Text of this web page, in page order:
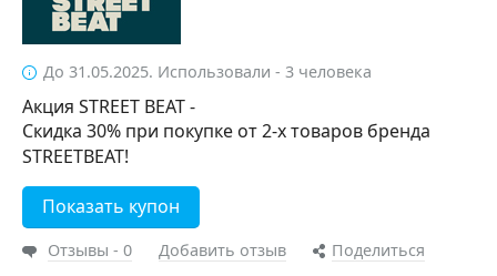
До 31.05.2025. Использовали - 3 человека
Акция STREET BEAT -
Скидка 30% при покупке от 2-х товаров бренда
STREETBEAT!
Показать купон
Отзывы - 0 Добавить отзыв Поделиться